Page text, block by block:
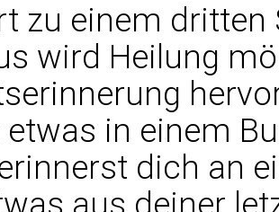
zu einem
wird Heilung
etwas in einem
dich an